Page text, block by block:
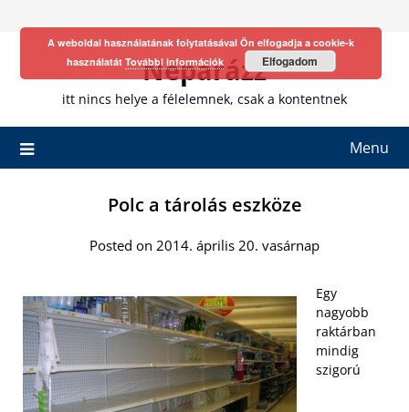
Neparázz
itt nincs helye a félelemnek, csak a kontentnek
Menu
Polc a tárolás eszköze
Posted on 2014. április 20. vasárnap
Egy
nagyobb
raktárban
mindig
szigorú
A weboldal használatának folytatásával Ön elfogadja a cookie-k
használatát További információk Elfogadom